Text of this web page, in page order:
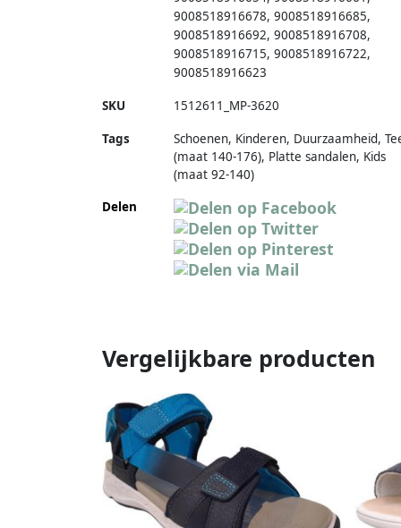
9008518916678, 9008518916685,
9008518916692, 9008518916708,
9008518916715, 9008518916722,
9008518916623
SKU 1512611_MP-3620
Tags
Schoenen, Kinderen, Duurzaamheid,
(maat 140-176), Platte sandalen, Kids
(maat 92-140)
Delen
Vergelijkbare producten